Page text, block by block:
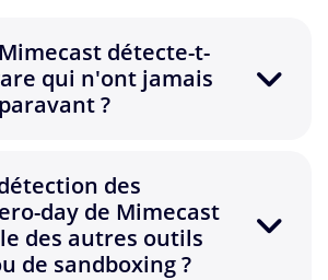
détecte-t-
qui n'ont jamais
?
des
day de Mimecast
des autres outils
de sandboxing ?